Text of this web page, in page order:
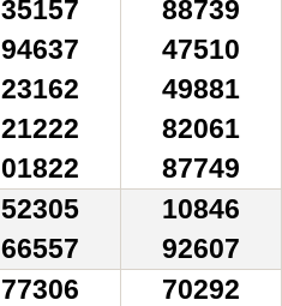
35157
94637
23162
21222
01822
88739
47510
49881
82061
87749
52305
66557
10846
92607
77306 70292